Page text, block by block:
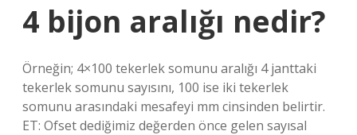
4 bijon aralığı nedir?
Örneğin; 4×100 tekerlek somunu aralığı 4 janttaki
tekerlek somunu sayısını, 100 ise iki tekerlek
somunu arasındaki mesafeyi mm cinsinden belirtir.
ET: Ofset dediğimiz değerden önce gelen sayısal